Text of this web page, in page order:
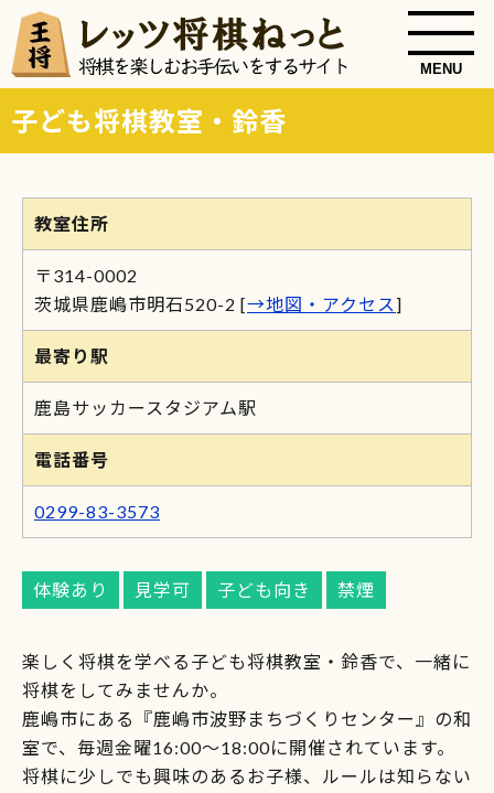
MENU
子ども将棋教室・鈴香
教室住所
〒314-0002
茨城県鹿嶋市明石520-2 [→地図・アクセス ]
最寄り駅
鹿島サッカースタジアム駅
電話番号
0299-83-3573
体験あり 見学可 子ども向き 禁煙
楽しく将棋を学べる子ども将棋教室・鈴香で、一緒に
将棋をしてみませんか。
鹿嶋市にある『鹿嶋市波野まちづくりセンター』の和
室で、毎週金曜16:00～18:00に開催されています。
将棋に少しでも興味のあるお子様、ルールは知らない